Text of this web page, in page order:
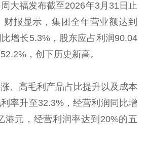
大福发布截至2026年3月31日止
报显示，集团全年营业额达到
增长5.3%，股东应占利润90.04
，创下历史新高。
、高毛利产品占比提升以及成本
率升至32.3%，经营利润同比增
港元，经营利润率达到20%的五